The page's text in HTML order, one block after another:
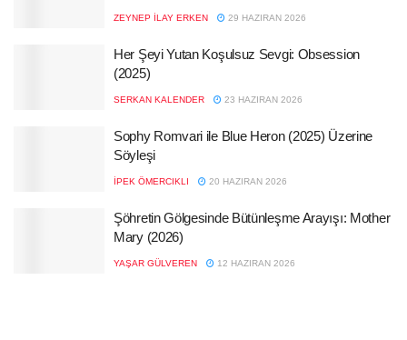
ZEYNEP İLAY ERKEN 29 HAZIRAN 2026
Her Şeyi Yutan Koşulsuz Sevgi: Obsession
(2025)
SERKAN KALENDER 23 HAZIRAN 2026
Sophy Romvari ile Blue Heron (2025) Üzerine
Söyleşi
İPEK ÖMERCIKLI 20 HAZIRAN 2026
Şöhretin Gölgesinde Bütünleşme Arayışı: Mother
Mary (2026)
YAŞAR GÜLVEREN 12 HAZIRAN 2026